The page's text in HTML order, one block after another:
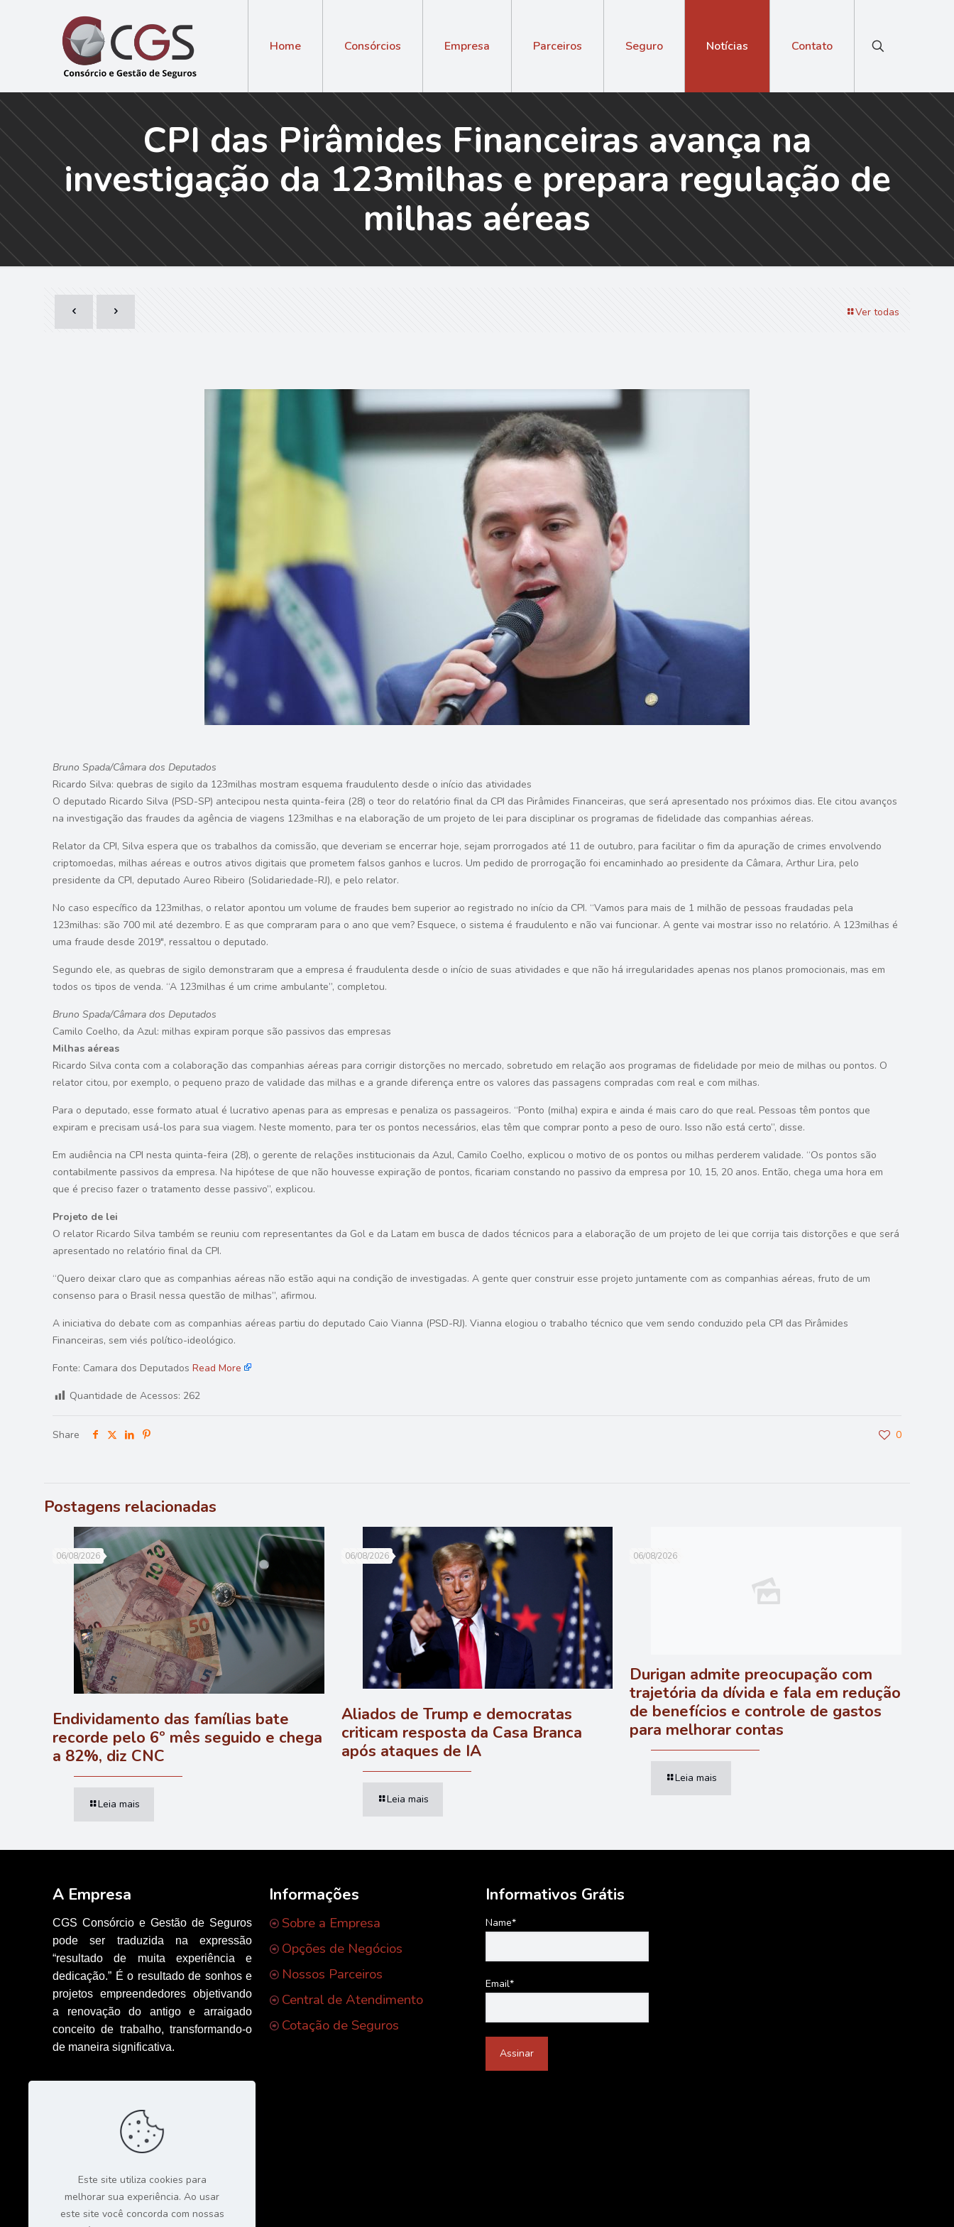
Home Consórcios Empresa Parceiros Seguro Notícias Contato
CPI das Pirâmides Financeiras avança na
investigação da 123milhas e prepara regulação de
milhas aéreas
Ver todas
Bruno Spada/Câmara dos Deputados
Ricardo Silva: quebras de sigilo da 123milhas mostram esquema fraudulento desde o início das atividades
O deputado Ricardo Silva (PSD-SP) antecipou nesta quinta-feira (28) o teor do relatório final da CPI das Pirâmides Financeiras, que será apresentado nos próximos dias. Ele citou avanços
na investigação das fraudes da agência de viagens 123milhas e na elaboração de um projeto de lei para disciplinar os programas de fidelidade das companhias aéreas.
Relator da CPI, Silva espera que os trabalhos da comissão, que deveriam se encerrar hoje, sejam prorrogados até 11 de outubro, para facilitar o fim da apuração de crimes envolvendo
criptomoedas, milhas aéreas e outros ativos digitais que prometem falsos ganhos e lucros. Um pedido de prorrogação foi encaminhado ao presidente da Câmara, Arthur Lira, pelo
presidente da CPI, deputado Aureo Ribeiro (Solidariedade-RJ), e pelo relator.
No caso específico da 123milhas, o relator apontou um volume de fraudes bem superior ao registrado no início da CPI. “Vamos para mais de 1 milhão de pessoas fraudadas pela
123milhas: são 700 mil até dezembro. E as que compraram para o ano que vem? Esquece, o sistema é fraudulento e não vai funcionar. A gente vai mostrar isso no relatório. A 123milhas é
uma fraude desde 2019″, ressaltou o deputado.
Segundo ele, as quebras de sigilo demonstraram que a empresa é fraudulenta desde o início de suas atividades e que não há irregularidades apenas nos planos promocionais, mas em
todos os tipos de venda. “A 123milhas é um crime ambulante”, completou.
Bruno Spada/Câmara dos Deputados
Camilo Coelho, da Azul: milhas expiram porque são passivos das empresas
Milhas aéreas
Ricardo Silva conta com a colaboração das companhias aéreas para corrigir distorções no mercado, sobretudo em relação aos programas de fidelidade por meio de milhas ou pontos. O
relator citou, por exemplo, o pequeno prazo de validade das milhas e a grande diferença entre os valores das passagens compradas com real e com milhas.
Para o deputado, esse formato atual é lucrativo apenas para as empresas e penaliza os passageiros. “Ponto (milha) expira e ainda é mais caro do que real. Pessoas têm pontos que
expiram e precisam usá-los para sua viagem. Neste momento, para ter os pontos necessários, elas têm que comprar ponto a peso de ouro. Isso não está certo”, disse.
Em audiência na CPI nesta quinta-feira (28), o gerente de relações institucionais da Azul, Camilo Coelho, explicou o motivo de os pontos ou milhas perderem validade. “Os pontos são
contabilmente passivos da empresa. Na hipótese de que não houvesse expiração de pontos, ficariam constando no passivo da empresa por 10, 15, 20 anos. Então, chega uma hora em
que é preciso fazer o tratamento desse passivo”, explicou.
Projeto de lei
O relator Ricardo Silva também se reuniu com representantes da Gol e da Latam em busca de dados técnicos para a elaboração de um projeto de lei que corrija tais distorções e que será
apresentado no relatório final da CPI.
“Quero deixar claro que as companhias aéreas não estão aqui na condição de investigadas. A gente quer construir esse projeto juntamente com as companhias aéreas, fruto de um
consenso para o Brasil nessa questão de milhas”, afirmou.
A iniciativa do debate com as companhias aéreas partiu do deputado Caio Vianna (PSD-RJ). Vianna elogiou o trabalho técnico que vem sendo conduzido pela CPI das Pirâmides
Financeiras, sem viés político-ideológico.
Fonte: Camara dos DeputadosRead More
Quantidade de Acessos: 262
Share 0
Postagens relacionadas
06/08/2026
Endividamento das famílias bate
recorde pelo 6º mês seguido e chega
a 82%, diz CNC
Leia mais
06/08/2026
Aliados de Trump e democratas
criticam resposta da Casa Branca
após ataques de IA
Leia mais
06/08/2026
Durigan admite preocupação com
trajetória da dívida e fala em redução
de benefícios e controle de gastos
para melhorar contas
Leia mais
A Empresa
CGS Consórcio e Gestão de Seguros
pode ser traduzida na expressão
“resultado de muita experiência e
dedicação.” É o resultado de sonhos e
projetos empreendedores objetivando
a renovação do antigo e arraigado
conceito de trabalho, transformando-o
de maneira significativa.
Informações
Sobre a Empresa
Opções de Negócios
Nossos Parceiros
Central de Atendimento
Cotação de Seguros
Informativos Grátis
Name*
Email*
Este site utiliza cookies para
melhorar sua experiência. Ao usar
este site você concorda com nossas